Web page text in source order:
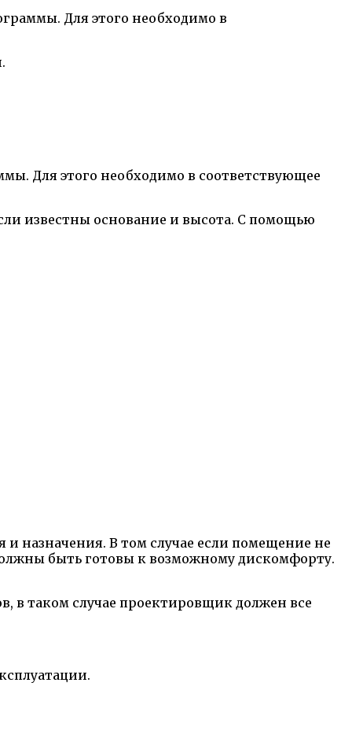
Для этого необходимо в
Для этого необходимо в соответствующее
известны основание и высота. С помощью
назначения. В том случае если помещение не
быть готовы к возможному дискомфорту.
в таком случае проектировщик должен все